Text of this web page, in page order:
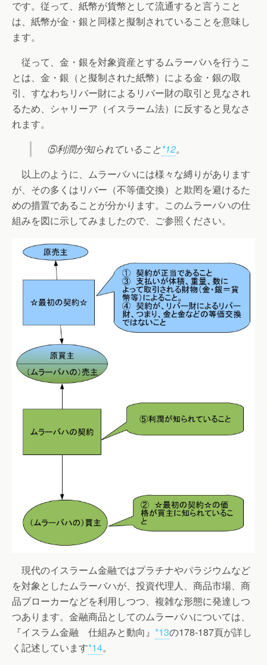
です。従って、紙幣が貨幣として流通すると言うこと
は、紙幣が金・銀と同様と擬制されていることを意味し
ます。
従って、金・銀を対象資産とするムラーバハを行うこ
とは、金・銀（と擬制された紙幣）による金・銀の取
引、すなわちリバー財によるリバー財の取引と見なされ
るため、シャリーア（イスラーム法）に反すると見なさ
れます。
⑤利潤が知られていること*12。
以上のように、ムラーバハには様々な縛りがあります
が、その多くはリバー（不等価交換）と欺罔を避けるた
めの措置であることが分かります。このムラーバハの仕
組みを図に示してみましたので、ご参照ください。
現代のイスラーム金融ではプラチナやパラジウムなど
を対象としたムラーバハが、投資代理人、商品市場、商
品ブローカーなどを利用しつつ、複雑な形態に発達しつ
つあります。金融商品としてのムラーバハについては、
『イスラム金融 仕組みと動向』 *13の178-187頁が詳し
く記述しています*14。